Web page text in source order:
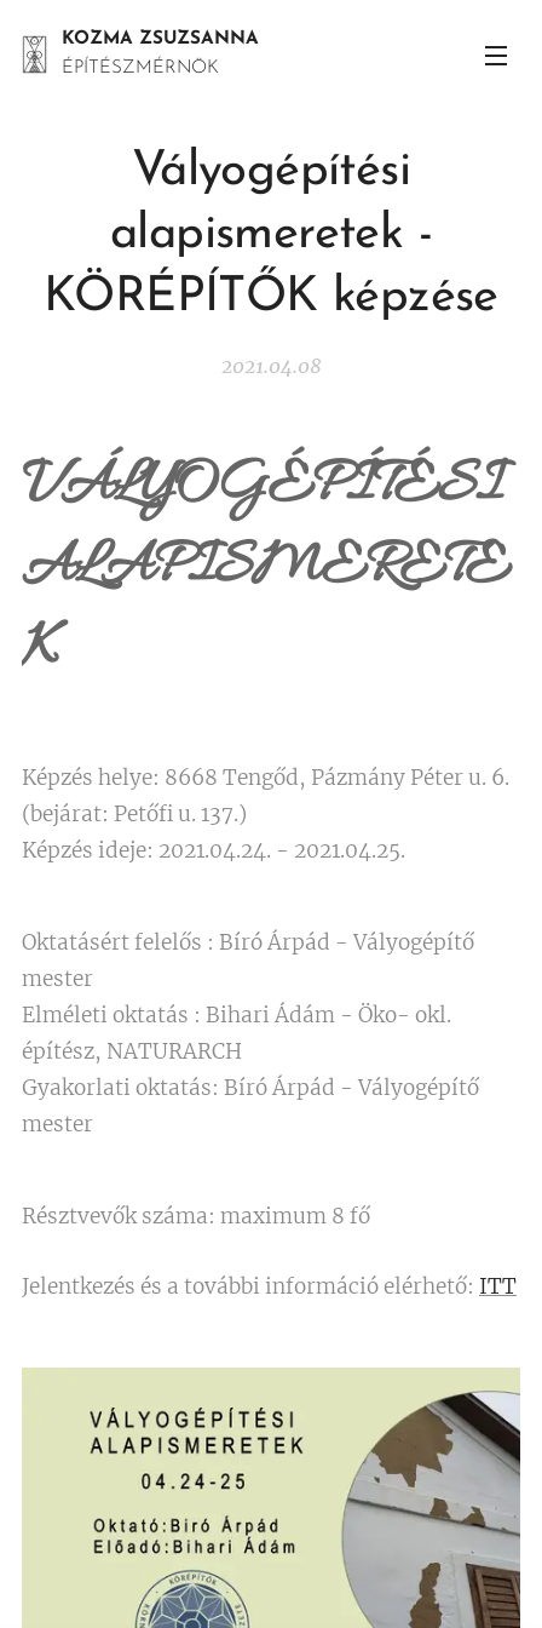
KOZMA ZSUZSANNA
ÉPÍTÉSZMÉRNÖK
Vályogépítési
alapismeretek -
KÖRÉPÍTŐK képzése
2021.04.08
VÁLYOGÉPÍTÉSI
ALAPISMERETE
K
Képzés helye: 8668 Tengőd, Pázmány Péter u. 6.
(bejárat: Petőfi u. 137.)
Képzés ideje: 2021.04.24. - 2021.04.25.
Oktatásért felelős : Bíró Árpád - Vályogépítő
mester
Elméleti oktatás : Bihari Ádám - Öko- okl.
építész, NATURARCH
Gyakorlati oktatás: Bíró Árpád - Vályogépítő
mester
Résztvevők száma: maximum 8 fő
Jelentkezés és a további információ elérhető: ITT